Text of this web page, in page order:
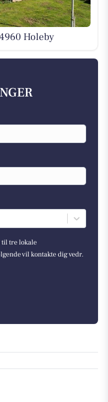
Holeby
til tre lokale
vil kontakte dig vedr.